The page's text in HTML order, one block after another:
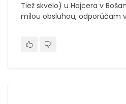
Tiež skvelo) u Hajcera v
milou obsluhou, odporúčam